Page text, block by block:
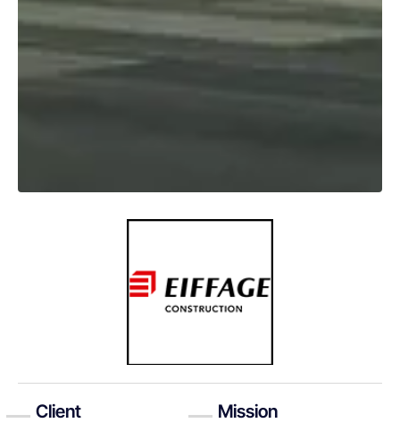
Client Mission